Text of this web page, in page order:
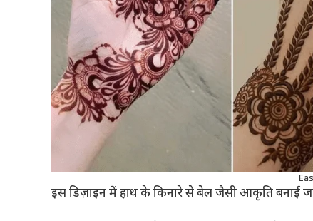
इस डिज़ाइन में हाथ के किनारे से बेल जैसी आकृति बनाई